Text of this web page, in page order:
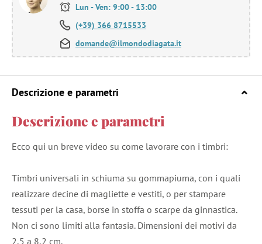
Lun - Ven: 9:00 - 13:00
(+39) 366 8715533
domande@ilmondodiagata.it
Descrizione e parametri
Descrizione e parametri
Ecco qui un breve video su come lavorare con i timbri:
Timbri universali in schiuma su gommapiuma, con i quali
realizzare decine di magliette e vestiti, o per stampare
tessuti per la casa, borse in stoffa o scarpe da ginnastica.
Non ci sono limiti alla fantasia. Dimensioni dei motivi da
2,5 a 8,2 cm.